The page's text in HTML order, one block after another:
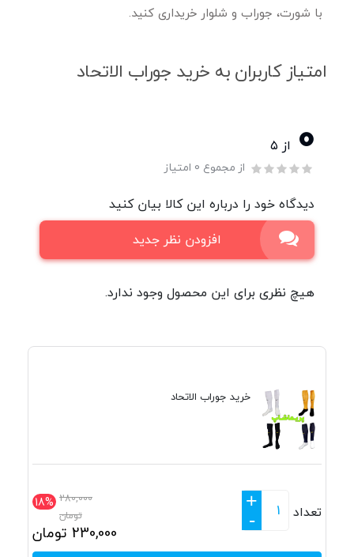
با شورت، جوراب و شلوار خریداری کنید.
امتیاز کاربران به خرید جوراب الاتحاد
0 از ۵
از مجموع 0 امتیاز
دیدگاه خود را درباره این کالا بیان کنید
افزودن نظر جدید
هیچ نظری برای این محصول وجود ندارد.
خرید جوراب الاتحاد
18% 280,000
تومان
230,000 تومان
تعداد
+
-